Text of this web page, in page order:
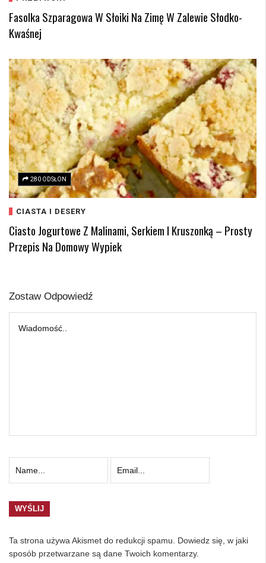
Fasolka Szparagowa W Słoiki Na Zimę W Zalewie Słodko-
Kwaśnej
280 ODSŁON
CIASTA I DESERY
Ciasto Jogurtowe Z Malinami, Serkiem I Kruszonką – Prosty
Przepis Na Domowy Wypiek
Zostaw Odpowiedź
Ta strona używa Akismet do redukcji spamu. Dowiedz się, w jaki
sposób przetwarzane są dane Twoich komentarzy.